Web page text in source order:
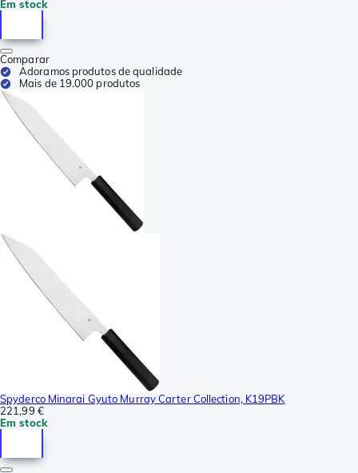
Em stock
Comparar
Adoramos produtos de qualidade
Mais de 19.000 produtos
Spyderco Minarai Gyuto Murray Carter Collection, K19PBK
221,99 €
Em stock